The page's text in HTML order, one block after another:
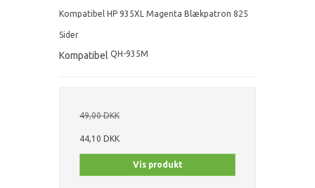
Kompatibel HP 935XL Magenta Blækpatron 825
Sider
Kompatibel QH-935M
49,00 DKK
44,10 DKK
Vis produkt